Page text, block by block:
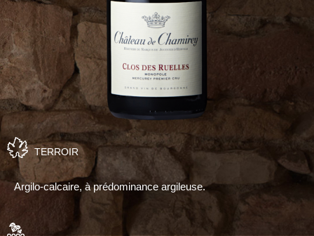
TERROIR
Argilo-calcaire, à prédominance argileuse.